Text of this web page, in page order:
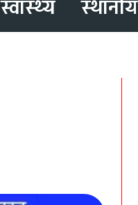
स्वास्थ्य स्थानीय